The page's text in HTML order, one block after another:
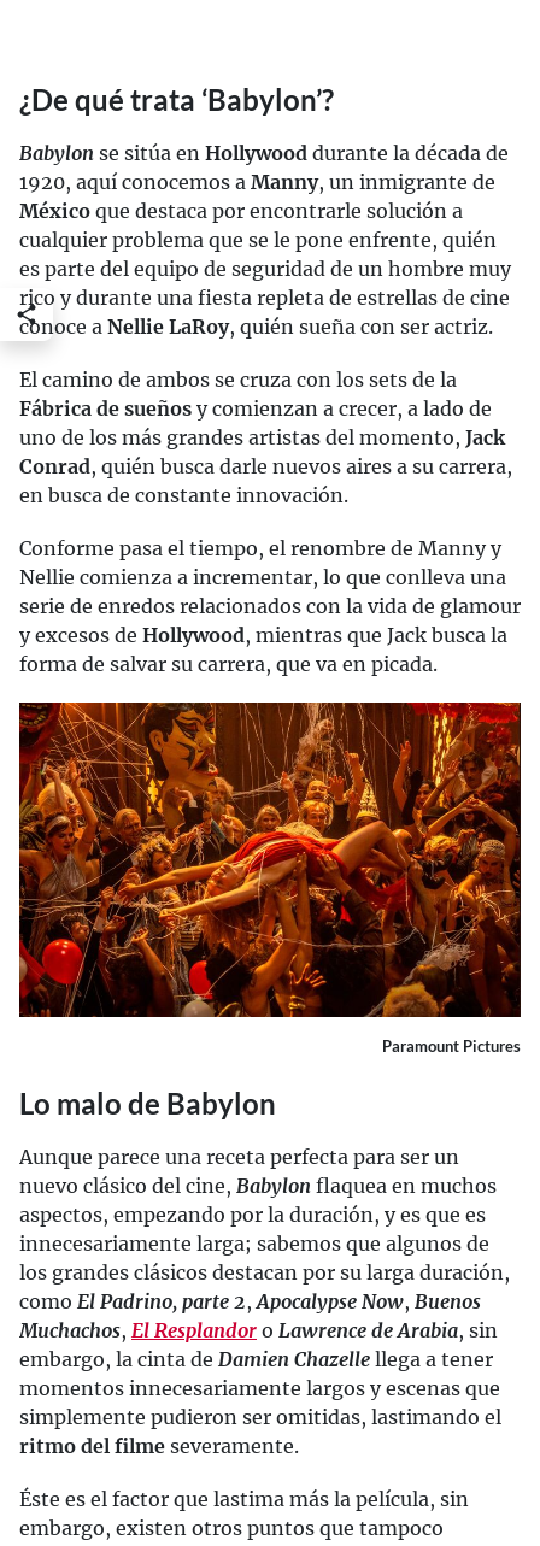
¿De qué trata ‘Babylon’?
Babylon se sitúa en Hollywood durante la década de
1920, aquí conocemos a Manny, un inmigrante de
México que destaca por encontrarle solución a
cualquier problema que se le pone enfrente, quién
es parte del equipo de seguridad de un hombre muy
rico y durante una fiesta repleta de estrellas de cine
conoce a Nellie LaRoy, quién sueña con ser actriz.
El camino de ambos se cruza con los sets de la
Fábrica de sueños y comienzan a crecer, a lado de
uno de los más grandes artistas del momento, Jack
Conrad, quién busca darle nuevos aires a su carrera,
en busca de constante innovación.
Conforme pasa el tiempo, el renombre de Manny y
Nellie comienza a incrementar, lo que conlleva una
serie de enredos relacionados con la vida de glamour
y excesos de Hollywood, mientras que Jack busca la
forma de salvar su carrera, que va en picada.
Paramount Pictures
Lo malo de Babylon
Aunque parece una receta perfecta para ser un
nuevo clásico del cine, Babylon flaquea en muchos
aspectos, empezando por la duración, y es que es
innecesariamente larga; sabemos que algunos de
los grandes clásicos destacan por su larga duración,
como El Padrino, parte 2, Apocalypse Now, Buenos
Muchachos, El Resplandor o Lawrence de Arabia, sin
embargo, la cinta de Damien Chazelle llega a tener
momentos innecesariamente largos y escenas que
simplemente pudieron ser omitidas, lastimando el
ritmo del filme severamente.
Éste es el factor que lastima más la película, sin
embargo, existen otros puntos que tampoco